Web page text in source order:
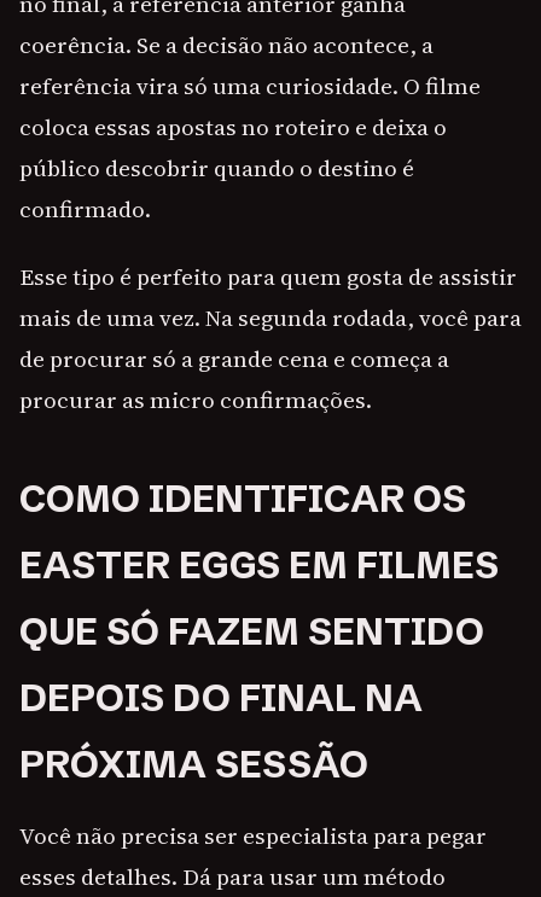
coerência. Se a decisão não acontece, a
referência vira só uma curiosidade. O filme
coloca essas apostas no roteiro e deixa o
público descobrir quando o destino é
confirmado.
Esse tipo é perfeito para quem gosta de assistir
mais de uma vez. Na segunda rodada, você para
de procurar só a grande cena e começa a
procurar as micro confirmações.
COMO IDENTIFICAR OS
EASTER EGGS EM FILMES
QUE SÓ FAZEM SENTIDO
DEPOIS DO FINAL NA
PRÓXIMA SESSÃO
Você não precisa ser especialista para pegar
esses detalhes. Dá para usar um método